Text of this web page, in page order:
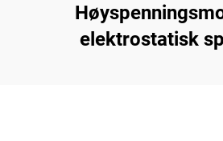
elektrostatisk